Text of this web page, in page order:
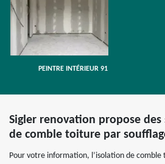
PEINTRE INTÉRIEUR 91
Sigler renovation propose des
de comble toiture par
Pour votre information, l’isolation de